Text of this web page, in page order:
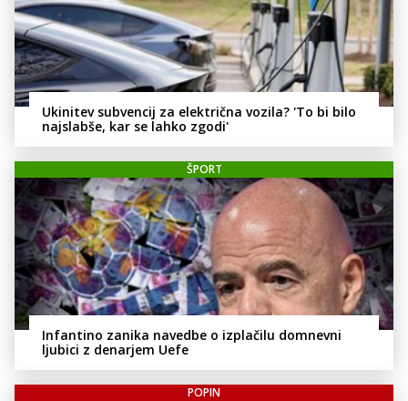
Ukinitev subvencij za električna vozila? 'To bi bilo
najslabše, kar se lahko zgodi'
ŠPORT
Infantino zanika navedbe o izplačilu domnevni
ljubici z denarjem Uefe
POPIN